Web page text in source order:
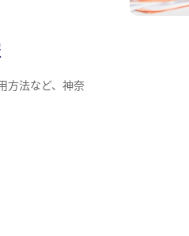
方法など、神奈